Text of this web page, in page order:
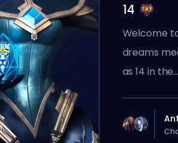
14
Welcome
dreams
as 14 in the...